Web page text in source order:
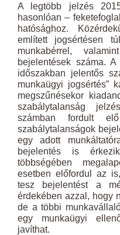
A legtöbb jelzés
hasonlóan –
hatósághoz.
említett jogsértésen
munkabérrel,
bejelentések száma.
időszakban jelentős
munkaügyi jogsértés”
megszűnésekor
szabálytalanság
számban fordult elő
szabálytalanságok
egy adott
bejelentés is
többségében
esetben előfordul az
tesz bejelentést a
érdekében azzal, hogy
de a többi
egy munkaügyi
javíthat.